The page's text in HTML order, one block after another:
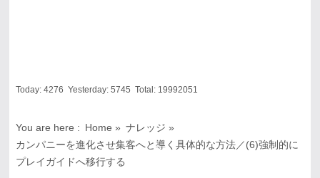
Today: 4276 Yesterday: 5745 Total: 19992051
You are here : Home » ナレッジ »
カンパニーを進化させ集客へと導く具体的な方法／(6)強制的に
プレイガイドへ移行する